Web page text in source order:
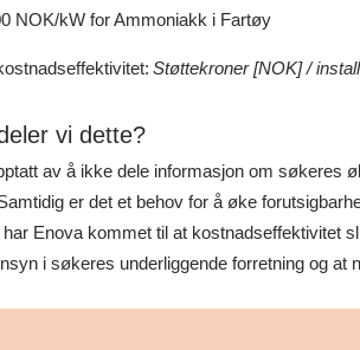
NOK/kW for Ammoniakk i Fartøy
Støttekroner [NOK] /
vi dette?
av å ikke dele informasjon om søkeres
er det et behov for å øke
Enova kommet til at kostnadseffektivitet
i søkeres underliggende forretning og at